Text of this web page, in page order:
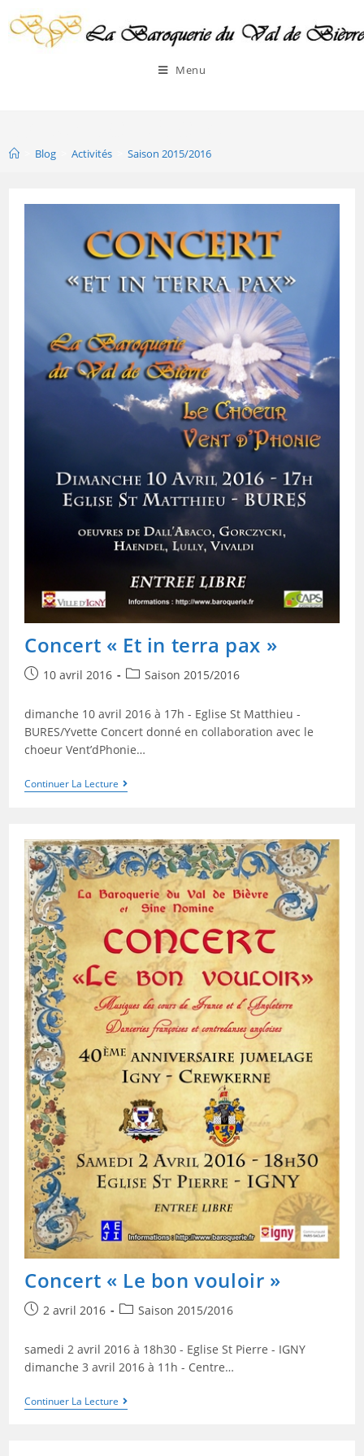
Menu
Blog Activités Saison 2015/2016
Concert « Et in terra pax »
10 avril 2016 Saison 2015/2016
dimanche 10 avril 2016 à 17h - Eglise St Matthieu -
BURES/Yvette Concert donné en collaboration avec le
choeur Vent’dPhonie…
Continuer La Lecture
Concert « Le bon vouloir »
2 avril 2016 Saison 2015/2016
samedi 2 avril 2016 à 18h30 - Eglise St Pierre - IGNY
dimanche 3 avril 2016 à 11h - Centre…
Continuer La Lecture